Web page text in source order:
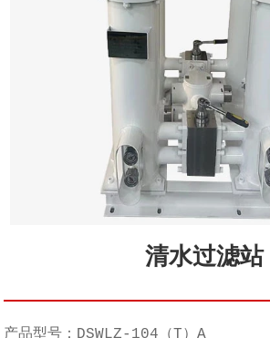
清水过滤站
产品型号：DSWLZ-104（T）A